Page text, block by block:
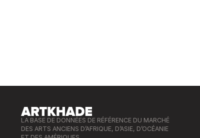
LA BASE DE DONNÉES DE RÉFÉRENCE DU MARCHÉ
DES ARTS ANCIENS D’AFRIQUE, D’ASIE, D’OCÉANIE